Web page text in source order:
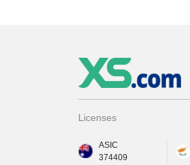
Licenses
ASIC
374409